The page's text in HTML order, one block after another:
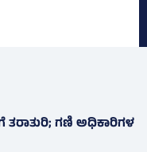
ತರಾತುರಿ; ಗಣಿ ಅಧಿಕಾರಿಗಳ